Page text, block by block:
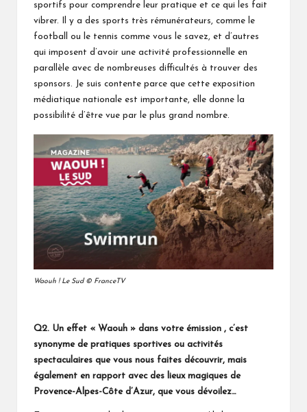
sportifs pour comprendre leur pratique et ce qui les fait
vibrer. Il y a des sports très rémunérateurs, comme le
football ou le tennis comme vous le savez, et d’autres
qui imposent d’avoir une activité professionnelle en
parallèle avec de nombreuses difficultés à trouver des
sponsors. Je suis contente parce que cette exposition
médiatique nationale est importante, elle donne la
possibilité d’être vue par le plus grand nombre.
Waouh ! Le Sud © FranceTV
Q2. Un effet « Waouh » dans votre émission , c’est
synonyme de pratiques sportives ou activités
spectaculaires que vous nous faites découvrir, mais
également en rapport avec des lieux magiques de
Provence-Alpes-Côte d’Azur, que vous dévoilez…